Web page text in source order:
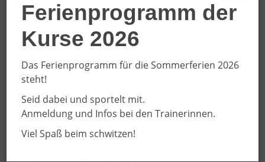
Trainingsauftakt "Alte
Herren"
Am Montag (03.01.)
Ferienprogramm der
Kurse 2026
Das Ferienprogramm für die Sommerferien 2026
steht!
Seid dabei und sportelt mit.
Anmeldung und Infos bei den Trainerinnen.
Viel Spaß beim schwitzen!